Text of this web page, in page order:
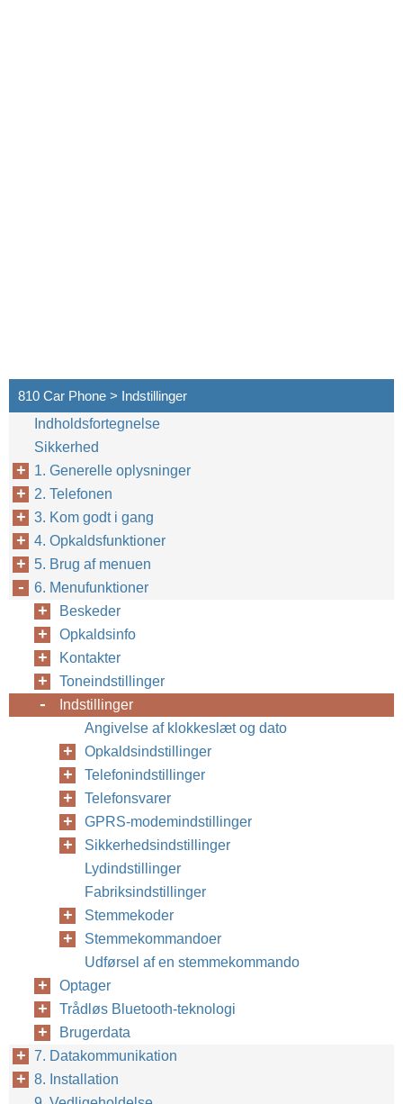
810 Car Phone > Indstillinger
Indholdsfortegnelse
Sikkerhed
1. Generelle oplysninger
2. Telefonen
3. Kom godt i gang
4. Opkaldsfunktioner
5. Brug af menuen
6. Menufunktioner
Beskeder
Opkaldsinfo
Kontakter
Toneindstillinger
Indstillinger
Angivelse af klokkeslæt og dato
Opkaldsindstillinger
Telefonindstillinger
Telefonsvarer
GPRS-modemindstillinger
Sikkerhedsindstillinger
Lydindstillinger
Fabriksindstillinger
Stemmekoder
Stemmekommandoer
Udførsel af en stemmekommando
Optager
Trådløs Bluetooth-teknologi
Brugerdata
7. Datakommunikation
8. Installation